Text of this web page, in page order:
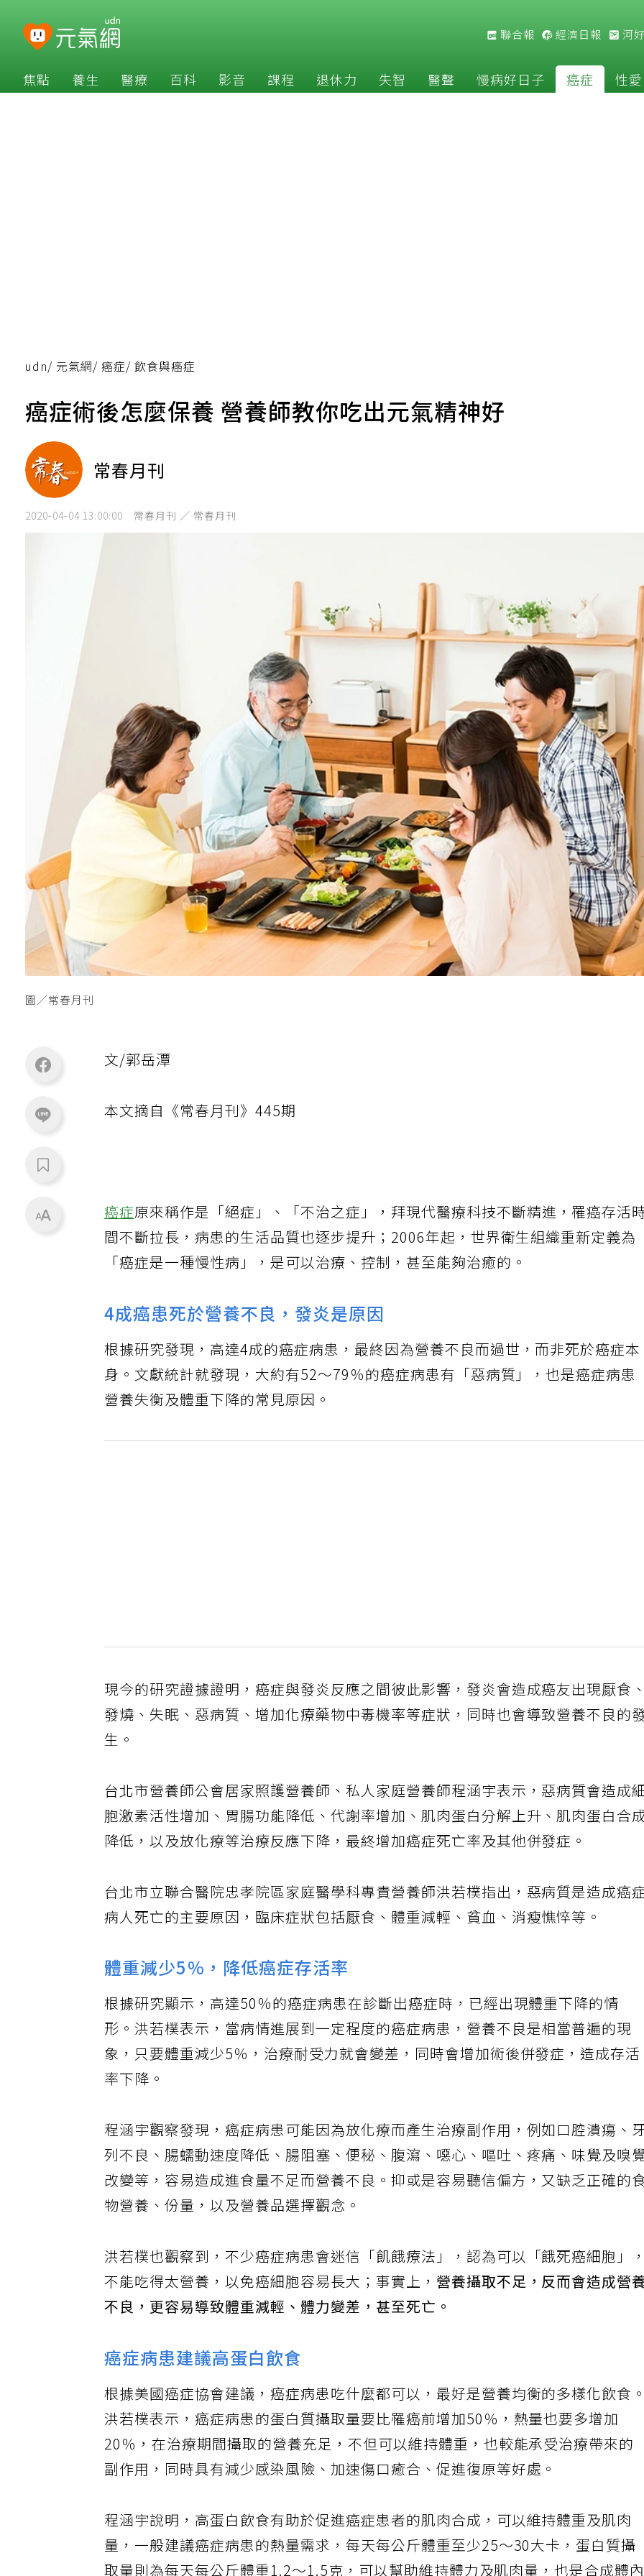
聯合報 經濟日報 河
焦點 養生 醫療 百科 影音 課程 退休力 失智 醫聲 慢病好日子 癌症 性愛
udn/ 元氣網/ 癌症/ 飲食與癌症
癌症術後怎麼保養 營養師教你吃出元氣精神好
常春月刊
2020-04-04 13:00:00 常春月刊 ／ 常春月刊
圖／常春月刊
文/郭岳潭
本文摘自《常春月刊》445期
癌症原來稱作是「絕症」、「不治之症」，拜現代醫療科技不斷精進，罹癌存活
間不斷拉長，病患的生活品質也逐步提升；2006年起，世界衛生組織重新定義為
「癌症是一種慢性病」，是可以治療、控制，甚至能夠治癒的。
4成癌患死於營養不良，發炎是原因
根據研究發現，高達4成的癌症病患，最終因為營養不良而過世，而非死於癌症本
身。文獻統計就發現，大約有52～79％的癌症病患有「惡病質」，也是癌症病患
營養失衡及體重下降的常見原因。
現今的研究證據證明，癌症與發炎反應之間彼此影響，發炎會造成癌友出現厭食
發燒、失眠、惡病質、增加化療藥物中毒機率等症狀，同時也會導致營養不良的
生。
台北市營養師公會居家照護營養師、私人家庭營養師程涵宇表示，惡病質會造成
胞激素活性增加、胃腸功能降低、代謝率增加、肌肉蛋白分解上升、肌肉蛋白合
降低，以及放化療等治療反應下降，最終增加癌症死亡率及其他併發症。
台北市立聯合醫院忠孝院區家庭醫學科專責營養師洪若樸指出，惡病質是造成癌
病人死亡的主要原因，臨床症狀包括厭食、體重減輕、貧血、消瘦憔悴等。
體重減少5％，降低癌症存活率
根據研究顯示，高達50％的癌症病患在診斷出癌症時，已經出現體重下降的情
形。洪若樸表示，當病情進展到一定程度的癌症病患，營養不良是相當普遍的現
象，只要體重減少5％，治療耐受力就會變差，同時會增加術後併發症，造成存活
率下降。
程涵宇觀察發現，癌症病患可能因為放化療而產生治療副作用，例如口腔潰瘍、
列不良、腸蠕動速度降低、腸阻塞、便秘、腹瀉、噁心、嘔吐、疼痛、味覺及嗅
改變等，容易造成進食量不足而營養不良。抑或是容易聽信偏方，又缺乏正確的
物營養、份量，以及營養品選擇觀念。
洪若樸也觀察到，不少癌症病患會迷信「飢餓療法」，認為可以「餓死癌細胞」
不能吃得太營養，以免癌細胞容易長大；事實上， 營養攝取不足，反而會造成營
不良，更容易導致體重減輕、體力變差，甚至死亡。
癌症病患建議高蛋白飲食
根據美國癌症協會建議，癌症病患吃什麼都可以，最好是營養均衡的多樣化飲食
洪若樸表示，癌症病患的蛋白質攝取量要比罹癌前增加50％，熱量也要多增加
20％，在治療期間攝取的營養充足，不但可以維持體重，也較能承受治療帶來的
副作用，同時具有減少感染風險、加速傷口癒合、促進復原等好處。
程涵宇說明，高蛋白飲食有助於促進癌症患者的肌肉合成，可以維持體重及肌肉
量，一般建議癌症病患的熱量需求，每天每公斤體重至少25～30大卡，蛋白質攝